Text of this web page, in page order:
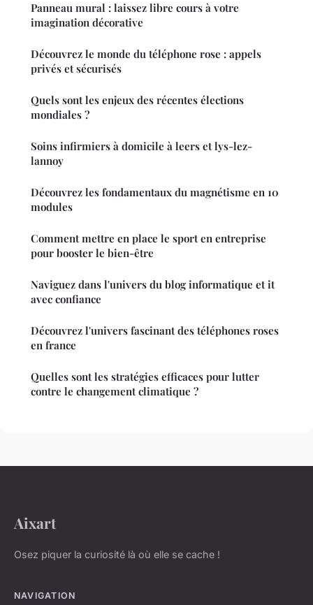
Panneau mural : laissez libre cours à votre
imagination décorative
Découvrez le monde du téléphone rose : appels
privés et sécurisés
Quels sont les enjeux des récentes élections
mondiales ?
Soins infirmiers à domicile à leers et lys-lez-
lannoy
Découvrez les fondamentaux du magnétisme en 10
modules
Comment mettre en place le sport en entreprise
pour booster le bien-être
Naviguez dans l'univers du blog informatique et it
avec confiance
Découvrez l'univers fascinant des téléphones roses
en france
Quelles sont les stratégies efficaces pour lutter
contre le changement climatique ?
Aixart
Osez piquer la curiosité là où elle se cache !
NAVIGATION